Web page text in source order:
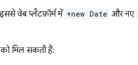
वेब प्लैटफ़ॉर्म में +new Date और नए
मिल सकती हैं: